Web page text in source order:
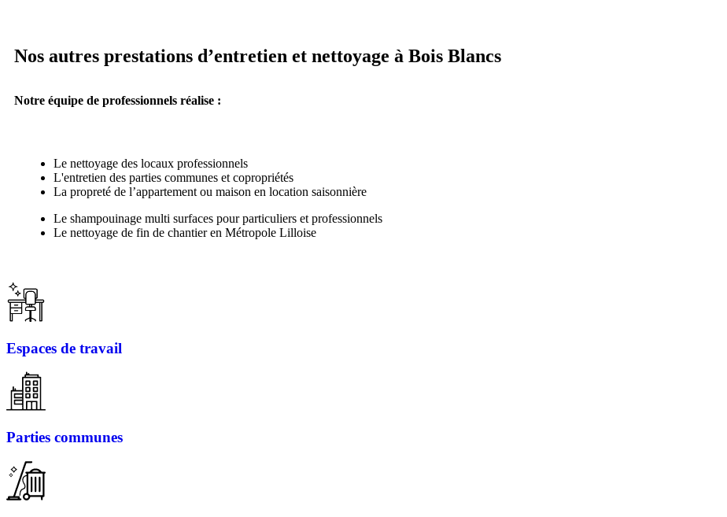
Nos autres prestations d’entretien et nettoyage à Bois Blancs
Notre équipe de professionnels réalise :
Le nettoyage des locaux professionnels
L'entretien des parties communes et copropriétés
La propreté de l’appartement ou maison en location saisonnière
Le shampouinage multi surfaces pour particuliers et professionnels
Le nettoyage de fin de chantier en Métropole Lilloise
Espaces de travail
Parties communes